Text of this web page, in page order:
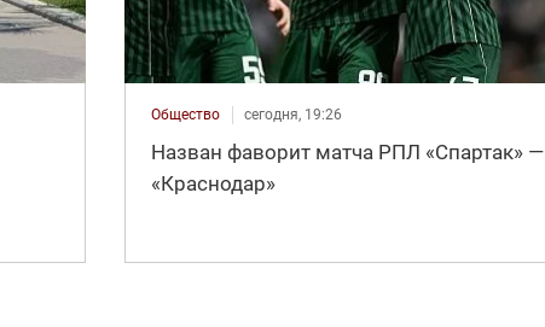
Общество сегодня, 19:26
Назван фаворит матча РПЛ «Спартак» —
«Краснодар»